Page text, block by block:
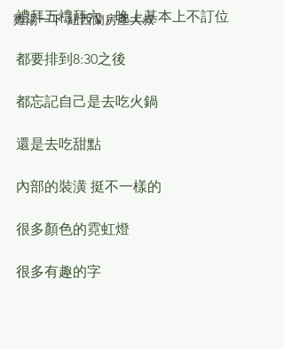
雞湯一下-紐西蘭房產大叔
禮拜五禮拜六，晚上基本上不訂位
都要排到8:30之後
都忘記自己是去吃火鍋
還是去吃甜點
內部的裝潢 挺不一樣的
很多顏色的霓虹燈
很多有趣的字